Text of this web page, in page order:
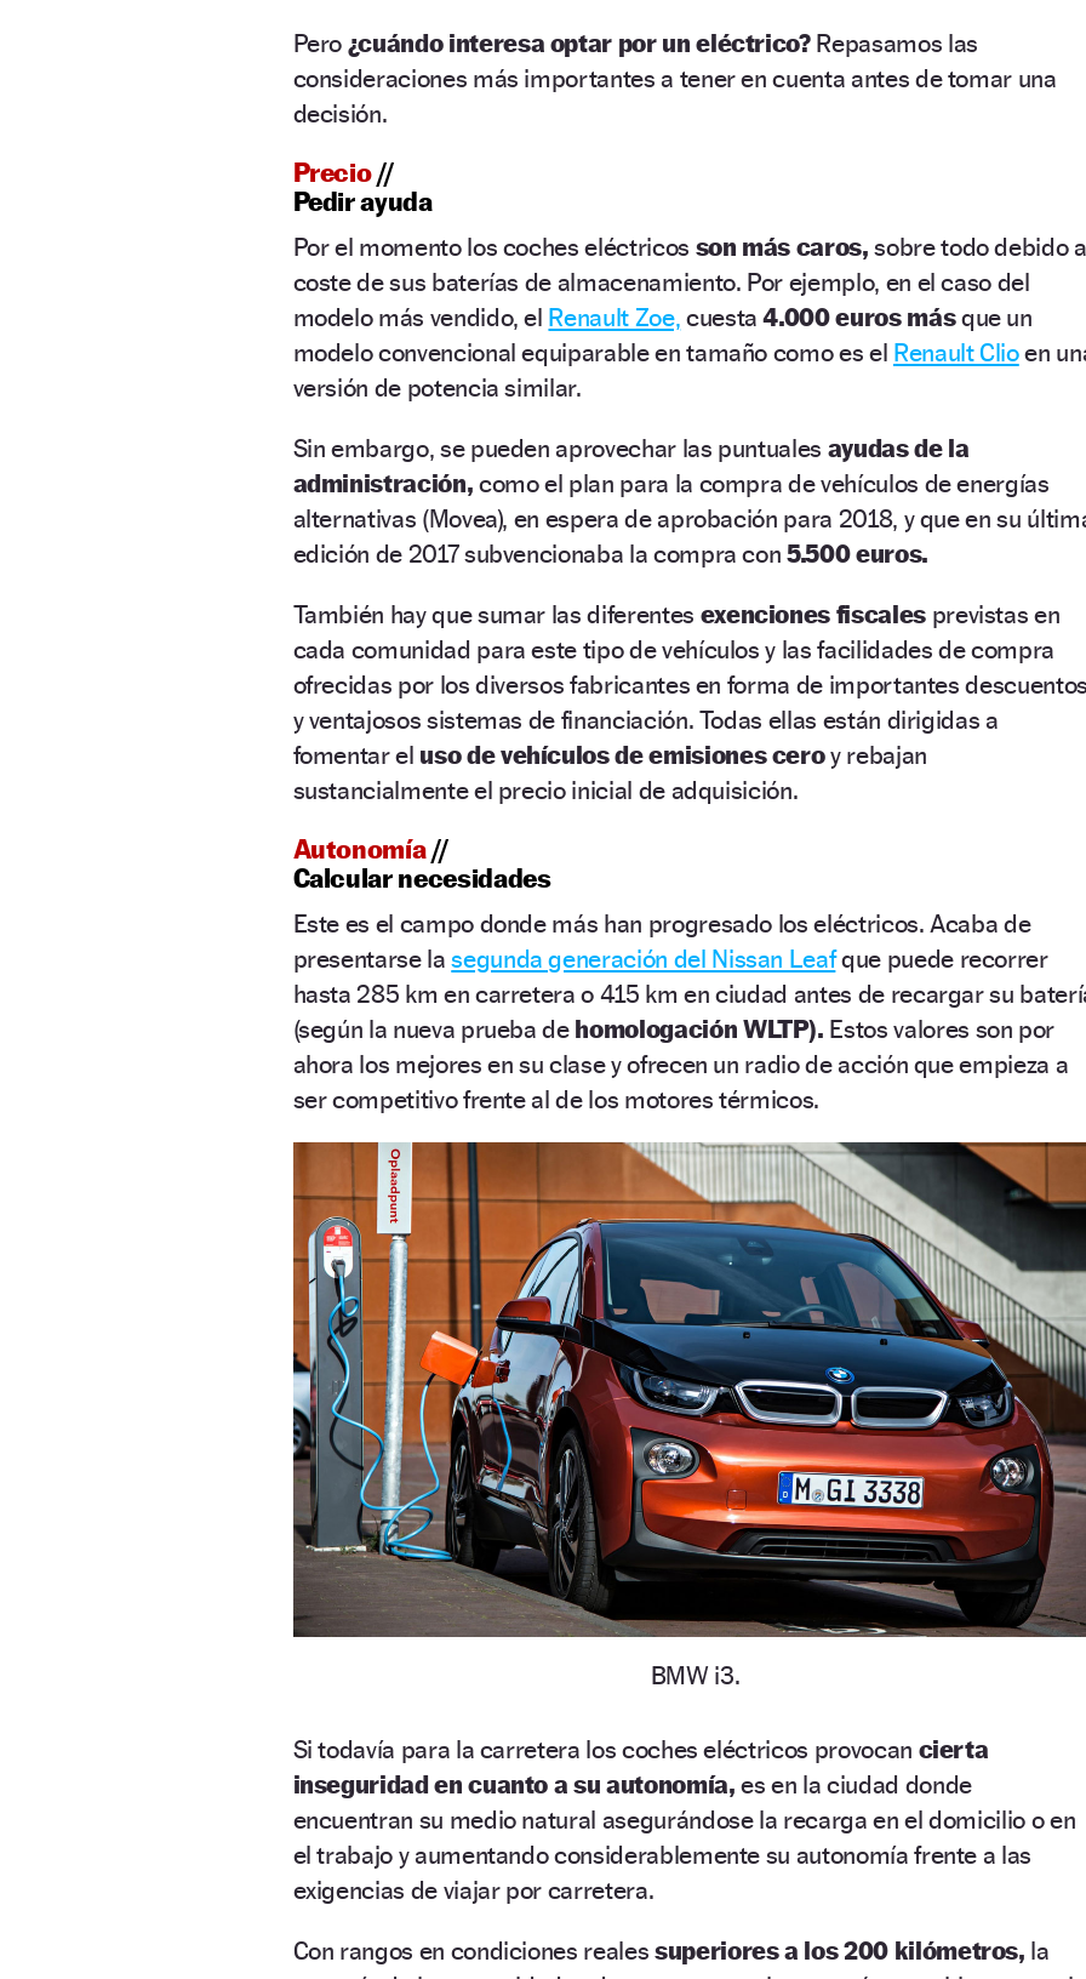
Pero ¿cuándo interesa optar por un eléctrico?Repasamos las
consideraciones más importantes a tener en cuenta antes de tomar una
decisión.
Precio//
Pedir ayuda
Por el momento los coches eléctricos son más caros, sobre todo debido
coste de sus baterías de almacenamiento. Por ejemplo, en el caso del
modelo más vendido, el Renault Zoe, cuesta4.000 euros másque un
modelo convencional equiparable en tamaño como es el Renault Clioen
versión de potencia similar.
Sin embargo, se pueden aprovechar las puntuales ayudas de la
administración, como el plan para la compra de vehículos de energías
alternativas (Movea), en espera de aprobación para 2018, y que en su
edición de 2017 subvencionaba la compra con5.500 euros.
También hay que sumar las diferentes exenciones fiscalesprevistas en
cada comunidad para este tipo de vehículos y las facilidades de compra
ofrecidas por los diversos fabricantes en forma de importantes
y ventajosos sistemas de financiación. Todas ellas están dirigidas a
fomentar el uso de vehículos de emisiones ceroy rebajan
sustancialmente el precio inicial de adquisición.
Autonomía//
Calcular necesidades
Este es el campo donde más han progresado los eléctricos. Acaba de
presentarse lasegunda generación del Nissan Leafque puede recorrer
hasta 285 km en carretera o 415 km en ciudad antes de recargar su
(según la nueva prueba dehomologación WLTP). Estos valores son por
ahora los mejores en su clase y ofrecen un radio de acción que empieza a
ser competitivo frente al de los motores térmicos.
BMW i3.
Si todavía para la carretera los coches eléctricos provocan cierta
inseguridad en cuanto a su autonomía, es en la ciudad donde
encuentran su medio natural asegurándose la recarga en el domicilio o en
el trabajo y aumentando considerablemente su autonomía frente a las
exigencias de viajar por carretera.
Con rangos en condiciones reales superiores a los 200 kilómetros, la